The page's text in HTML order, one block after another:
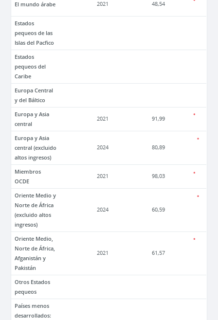
El mundo árabe 2021 48,54
Estados
pequeos de las
Islas del Pacfico
Estados
pequeos del
Caribe
Europa Central
y del Báltico
Europa y Asia
central
2021 91,99
Europa y Asia
central (excluido
altos ingresos)
2024 80,89
Miembros
OCDE
2021 98,03
Oriente Medio y
Norte de África
(excluido altos
ingresos)
2024 60,59
Oriente Medio,
Norte de África,
Afganistán y
Pakistán
2021 61,57
Otros Estados
pequeos
Países menos
desarrollados: